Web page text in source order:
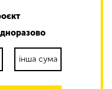
інша сума